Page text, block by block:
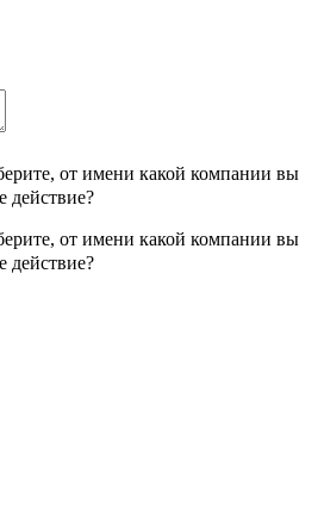
от имени какой компании вы
действие?
от имени какой компании вы
действие?